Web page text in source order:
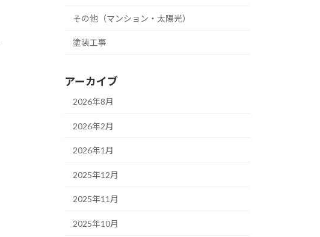
その他（マンション・太陽光）
塗装工事
アーカイブ
2026年8月
2026年2月
2026年1月
2025年12月
2025年11月
2025年10月